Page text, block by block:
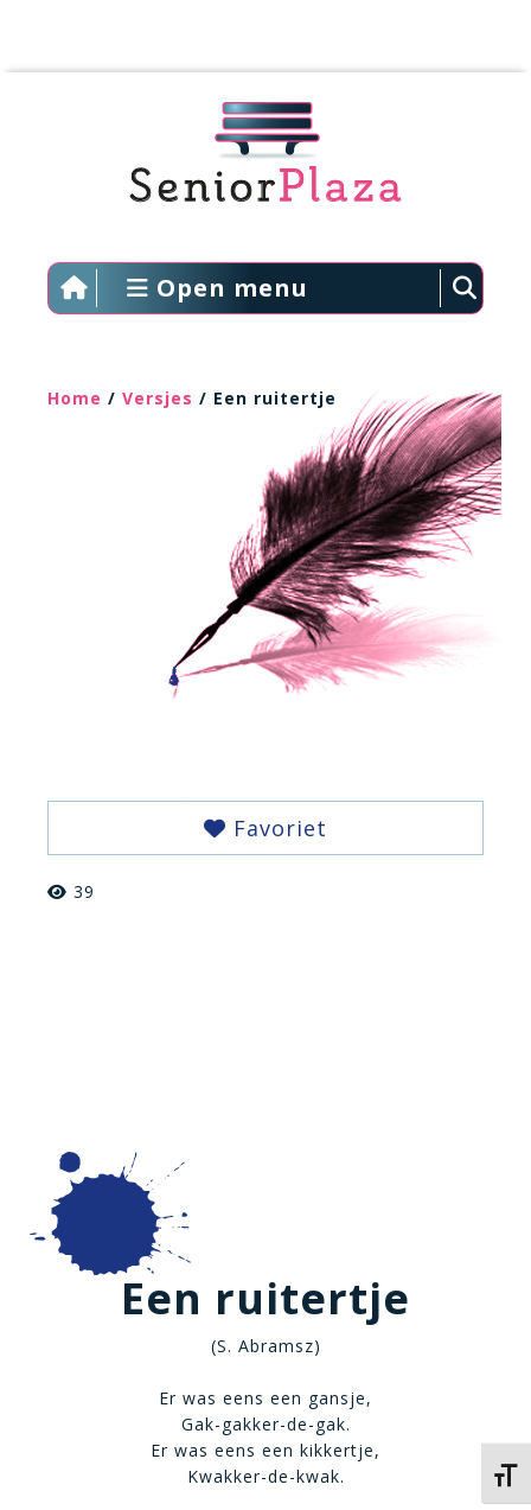
Open menu
Home / Versjes / Een ruitertje
Favoriet
39
Een ruitertje
(S. Abramsz)
Er was eens een gansje,
Gak-gakker-de-gak.
Er was eens een kikkertje,
Kwakker-de-kwak.